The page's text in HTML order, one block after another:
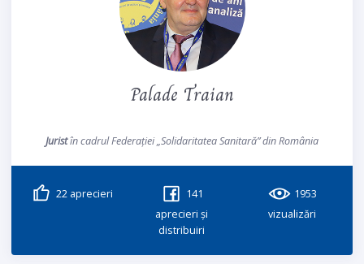
Palade Traian
Juristîn cadrul Federației „Solidaritatea Sanitară” din România
22aprecieri
141
aprecieri și
distribuiri
1953
vizualizări